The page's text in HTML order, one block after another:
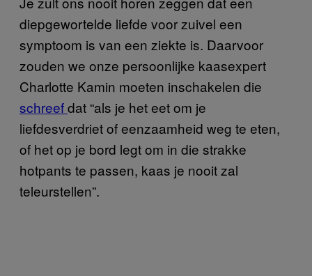
diepgewortelde liefde voor zuivel een
symptoom is van een ziekte is. Daarvoor
zouden we onze persoonlijke kaasexpert
Charlotte Kamin moeten inschakelen die
schreefdat “als je het eet om je
liefdesverdriet of eenzaamheid weg te eten,
of het op je bord legt om in die strakke
hotpants te passen, kaas je nooit zal
teleurstellen”.